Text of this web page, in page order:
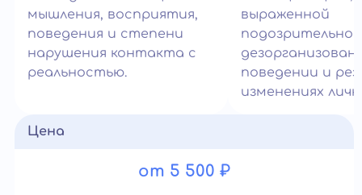
мышления, восприятия,
поведения и степени
нарушения контакта с
реальностью.
выраженной
поведении и
изменениях
Цена
от 5 500 ₽